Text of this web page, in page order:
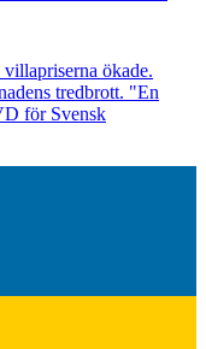
ökade.
tredbrott. "En
för Svensk